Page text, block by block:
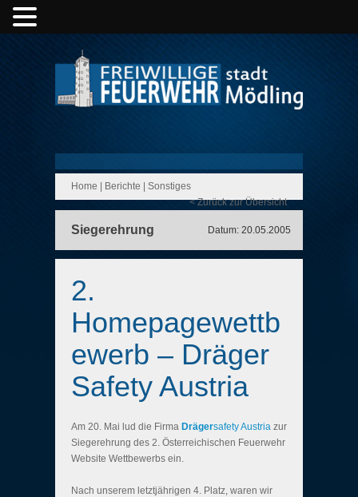
Home Berichte
Sonstiges
< Zurück zur Übersicht
Siegerehrung Datum: 20.05.2005
2.
Homepagewettb
ewerb – Dräger
Safety Austria
Am 20. Mai lud die Firma Drägersafety Austria zur
Siegerehrung des 2. Österreichischen Feuerwehr
Website Wettbewerbs ein.
Nach unserem letztjährigen 4. Platz, waren wir